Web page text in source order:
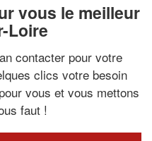
vous le meilleur
Loire
contacter pour votre
clics votre besoin
vous et vous mettons
faut !